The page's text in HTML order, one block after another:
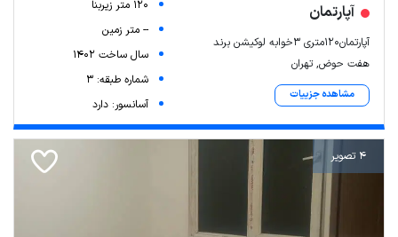
آپارتمان
آپارتمان۱۲۰متری ۳خوابه لوکیشن برند
هفت حوض, تهران
مشاهده جزییات
120 متر زیربنا
-- متر زمین
سال ساخت 1402
شماره طبقه: 3
آسانسور: دارد
4 تصویر